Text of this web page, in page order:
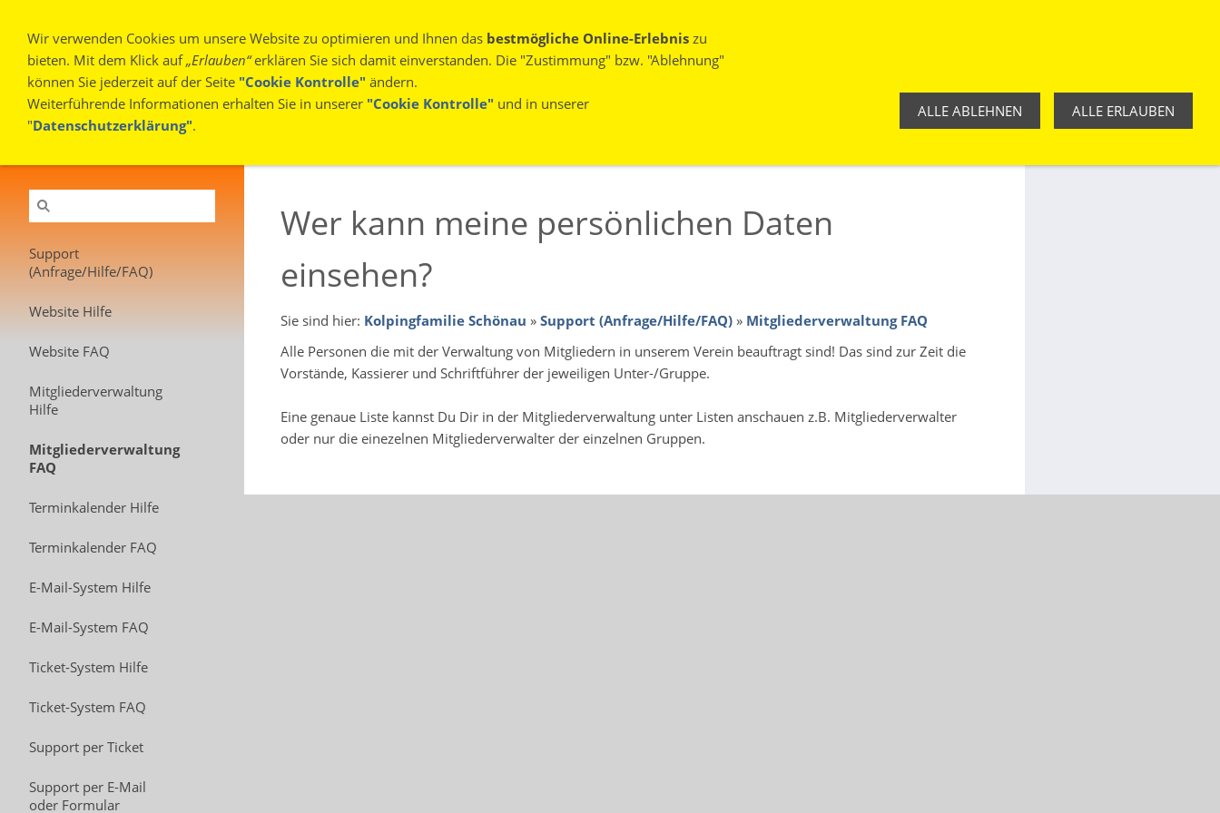
Support
(Anfrage/Hilfe/FAQ)
Website Hilfe
Website FAQ
Mitgliederverwaltung
Hilfe
Mitgliederverwaltung
FAQ
Terminkalender Hilfe
Terminkalender FAQ
E-Mail-System Hilfe
E-Mail-System FAQ
Ticket-System Hilfe
Ticket-System FAQ
Support per Ticket
Support per E-Mail
oder Formular
Wer kann meine persönlichen Daten
einsehen?
Sie sind hier: Kolpingfamilie Schönau » Support (Anfrage/Hilfe/FAQ)» Mitgliederverwaltung FAQ
Alle Personen die mit der Verwaltung von Mitgliedern in unserem Verein beauftragt sind! Das sind zur Zeit die
Vorstände, Kassierer und Schriftführer der jeweiligen Unter-/Gruppe.
Eine genaue Liste kannst Du Dir in der Mitgliederverwaltung unter Listen anschauen z.B. Mitgliederverwalter
oder nur die einezelnen Mitgliederverwalter der einzelnen Gruppen.
Wir verwenden Cookies um unsere Website zu optimieren und Ihnen das bestmögliche Online-Erlebnis zu
bieten. Mit dem Klick auf„Erlauben“erklären Sie sich damit einverstanden. Die "Zustimmung" bzw. "Ablehnung"
können Sie jederzeit auf der Seite "Cookie Kontrolle" ändern.
Weiterführende Informationen erhalten Sie in unserer "Cookie Kontrolle" und in unserer
"Datenschutzerklärung".
ALLE ERLAUBEN
ALLE ABLEHNEN